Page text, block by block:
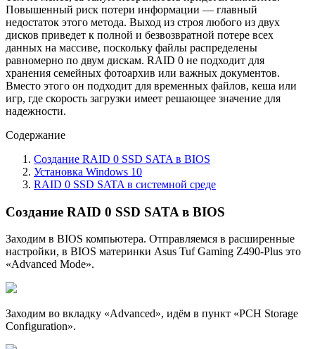
Повышенный риск потери информации — главный
недостаток этого метода. Выход из строя любого из двух
дисков приведет к полной и безвозвратной потере всех
данных на массиве, поскольку файлы распределены
равномерно по двум дискам. RAID 0 не подходит для
хранения семейных фотоархив или важных документов.
Вместо этого он подходит для временных файлов, кеша или
игр, где скорость загрузки имеет решающее значение для
надежности.
Содержание
Создание RAID 0 SSD SATA в BIOS
Установка Windows 10
RAID 0 SSD SATA в системной среде
Создание RAID 0 SSD SATA в BIOS
Заходим в BIOS компьютера. Отправляемся в расширенные
настройки, в BIOS материнки Asus Tuf Gaming Z490-Plus это
«Advanced Mode».
Заходим во вкладку «Advanced», идём в пункт «PCH Storage
Configuration».